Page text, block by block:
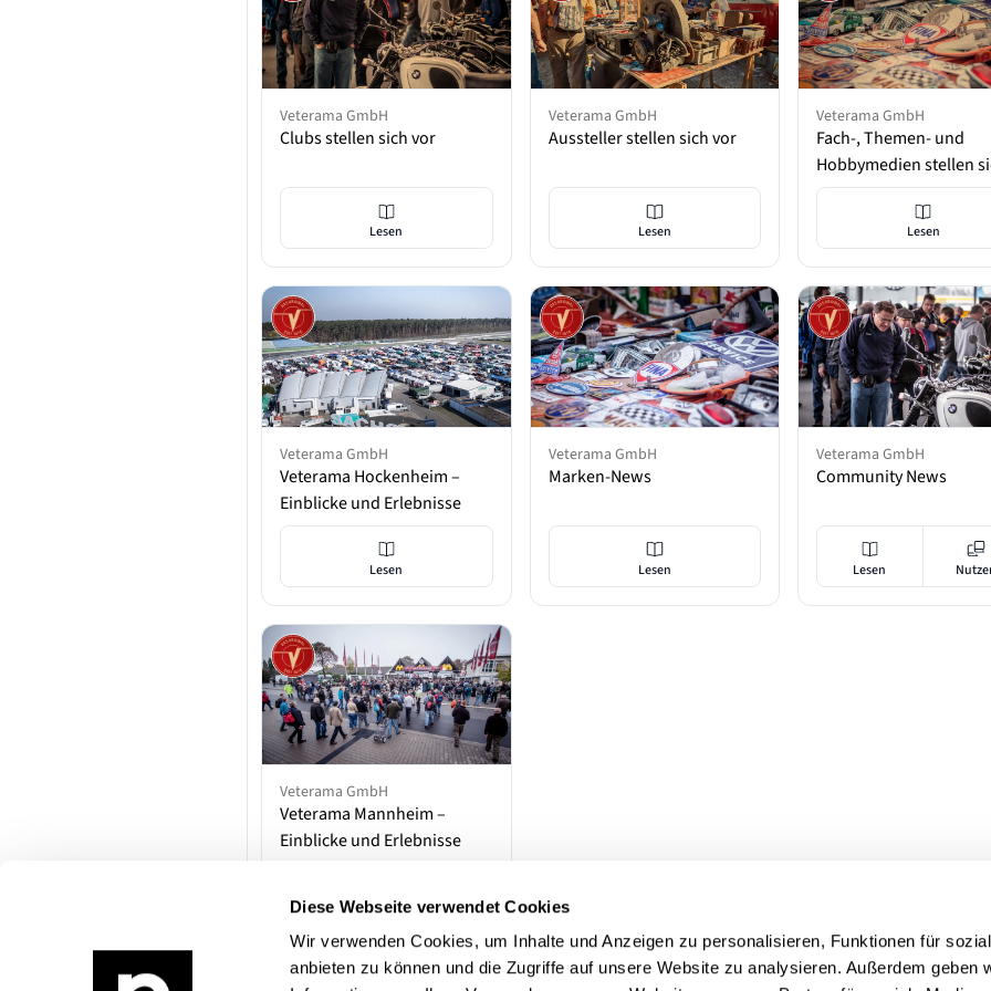
Diese Webseite verwendet Cookies
Wir verwenden Cookies, um Inhalte und Anzeigen zu personalisieren, Funktionen für
anbieten zu können und die Zugriffe auf unsere Website zu analysieren. Außerdem geben
Veterama GmbH
Clubs stellen sich vor
Lesen
Veterama GmbH
Aussteller stellen sich vor
Lesen
Veterama GmbH
Fach-, Themen- und
Hobbymedien stellen
vor
Lesen
Veterama GmbH
Veterama Hockenheim –
Einblicke und Erlebnisse
Lesen
Veterama GmbH
Marken-News
Lesen
Veterama GmbH
Community News
Lesen
Veterama GmbH
Veterama Mannheim –
Einblicke und Erlebnisse
Lesen
Seite1(1 - 7)